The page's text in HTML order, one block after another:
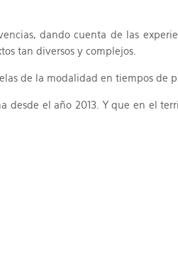
dando cuenta de las
tan diversos y complejos.
de la modalidad en tiempos de
el año 2013. Y que en el